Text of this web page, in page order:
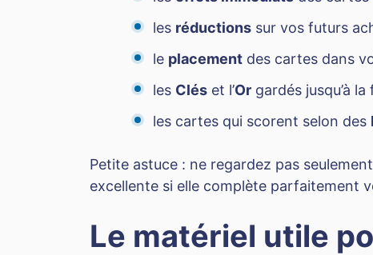
les réductions sur vos futurs
le placement des cartes dans
les Clés et l’Or gardés jusqu’à la
les cartes qui scorent selon des
Petite astuce : ne regardez pas
excellente si elle complète parfaitement
Le matériel utile